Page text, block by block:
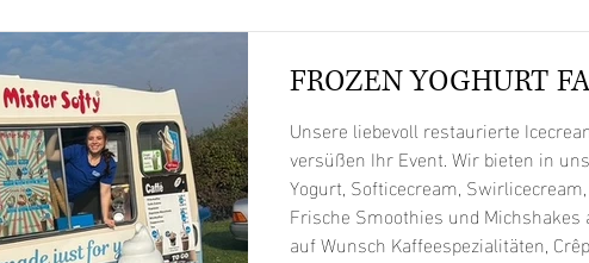
Mexikanische Küche Pasta Pizza Pommes
Tibetische Küche Vegan Vegane Optionen
FROZEN YOGHURT
Unsere liebevoll restaurierte
versüßen Ihr Event. Wir bieten in
Yogurt, Softicecream,
Frische Smoothies und
auf Wunsch Kaffeespezialitäten,